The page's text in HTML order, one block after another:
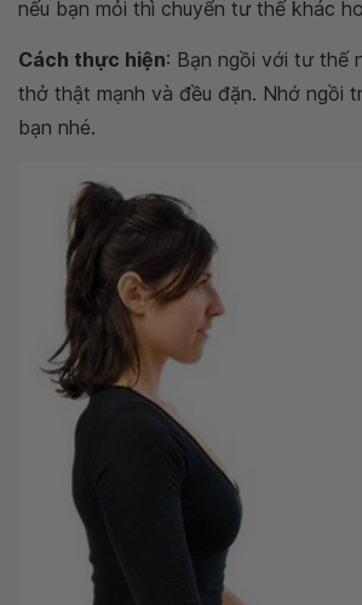
nếu bạn mỏi thì chuyển tư thế khác
Cách thực hiện: Bạn ngồi với tư thế
thở thật mạnh và đều đặn. Nhớ ngồi
bạn nhé.